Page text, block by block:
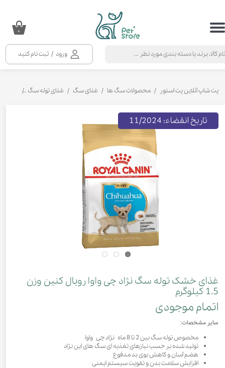
ورود / ثبت نام کنید
حساب کاربری من
خروج از حساب کاربری
۰
پت شاپ آنلاین پت استور محصولات سگ ها غذای سگ غذای توله سگ
غذای خشک توله سگ نژاد چی واوا رویال کنین وزن
1.5 کیلوگرم
اتمام موجودی
سایر مشخصات:
مخصوص توله سگ بین 2 تا 8 ماه نژاد چی واوا
تولید شده بر حسب نیازهای تغذیه ای سگ های این نژاد
هضم آسان و کاهش بوی بد مدفوع
افزایش سلامت بدن و تقویت سیستم ایمنی
تاریخ انقضاء: 11/2024